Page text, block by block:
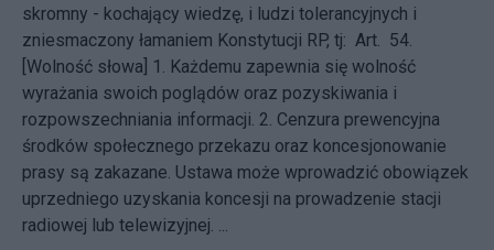
skromny - kochający wiedzę, i ludzi tolerancyjnych i
zniesmaczony łamaniem Konstytucji RP, tj: Art. 54.
[Wolność słowa] 1. Każdemu zapewnia się wolność
wyrażania swoich poglądów oraz pozyskiwania i
rozpowszechniania informacji. 2. Cenzura prewencyjna
środków społecznego przekazu oraz koncesjonowanie
prasy są zakazane. Ustawa może wprowadzić obowiązek
uprzedniego uzyskania koncesji na prowadzenie stacji
radiowej lub telewizyjnej. ...